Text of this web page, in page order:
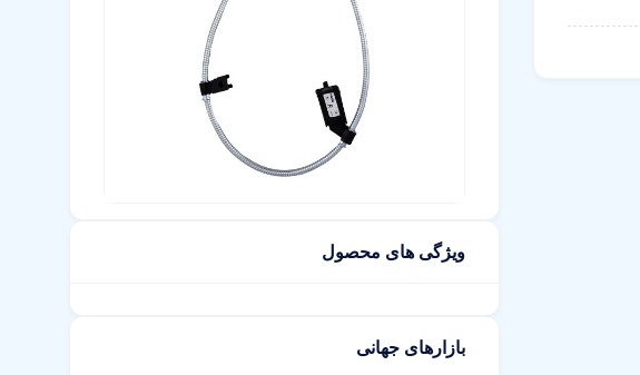
ویژگی های محصول
بازارهای جهانی